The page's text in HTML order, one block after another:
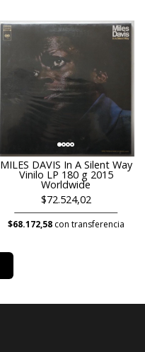
MILES DAVIS In A Silent Way
Vinilo LP 180 g 2015
Worldwide
$72.524,02
$68.172,58con transferencia